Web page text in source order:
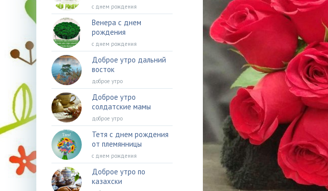
с днем рождения
Венера с днем
рождения
с днем рождения
Доброе утро дальний
восток
доброе утро
Доброе утро
солдатские мамы
доброе утро
Тетя с днем рождения
от племянницы
с днем рождения
Доброе утро по
казахски